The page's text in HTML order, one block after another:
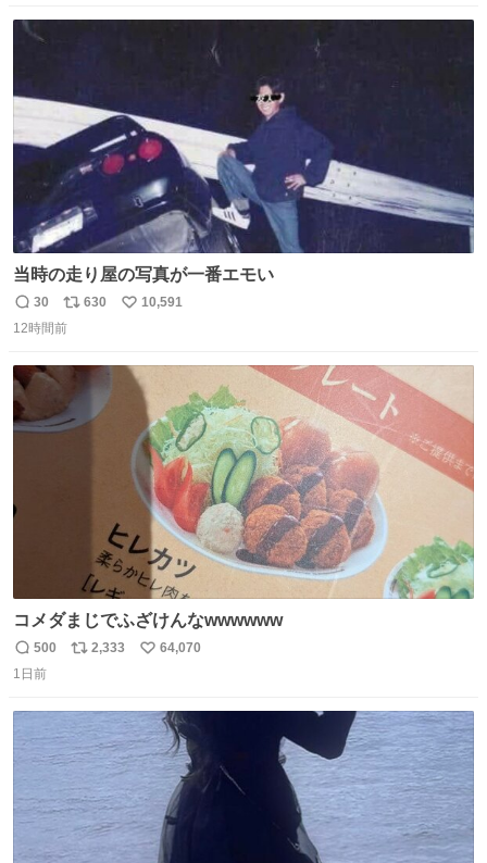
当時の走り屋の写真が一番エモい
返
信
30
リ
ポ
数
630
い
数
10,591
12時間前
コメダまじでふざけんなwwwwww
返
信
500
リ
ト
数
2,333
い
数
64,070
1日前